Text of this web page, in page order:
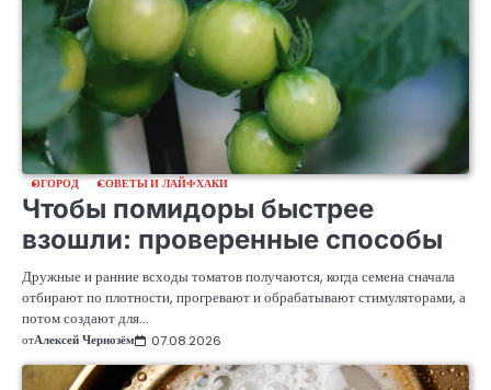
ОГОРОД СОВЕТЫ И ЛАЙФХАКИ
Чтобы помидоры быстрее
взошли: проверенные способы
Дружные и ранние всходы томатов получаются, когда семена сначала
отбирают по плотности, прогревают и обрабатывают стимуляторами, а
потом создают для…
отАлексей Чернозём 07.08.2026